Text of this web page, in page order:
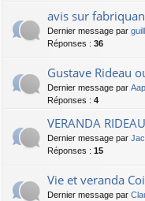
avis sur
Dernier message par
Réponses : 36
Gustave Rideau
Dernier message par
Réponses : 4
VERANDA
Dernier message par
Réponses : 15
Vie et veranda
Dernier message par